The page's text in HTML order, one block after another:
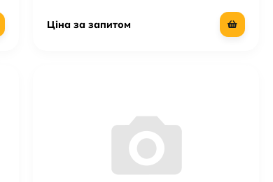
Ціна за запитом